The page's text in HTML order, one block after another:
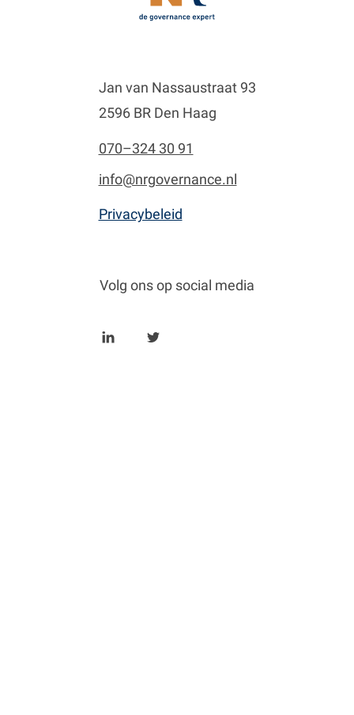
Jan van Nassaustraat 93
2596 BR Den Haag
070–324 30 91
info@nrgovernance.nl
Privacybeleid
Volg ons op social media